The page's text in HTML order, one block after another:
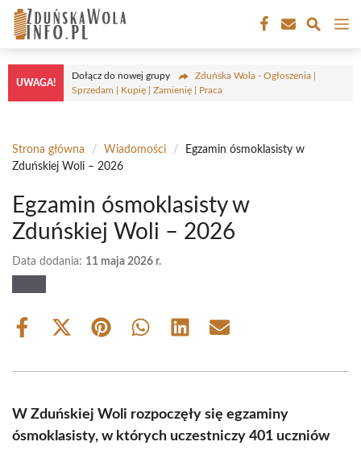
Przejdź
treści
UWAGA!
Dołącz do nowej grupy
Zduńska Wola - Ogłoszenia |
Sprzedam | Kupię | Zamienię | Praca
Strona główna / Wiadomości /
Egzamin ósmoklasisty w
Zduńskiej Woli – 2026
Egzamin ósmoklasisty w
Zduńskiej Woli – 2026
Data dodania: 11 maja 2026 r.
Share
Share
(Twitter)
Share Share Share Share
W Zduńskiej Woli rozpoczęły się egzaminy
ósmoklasisty, w których uczestniczy 401 uczniów